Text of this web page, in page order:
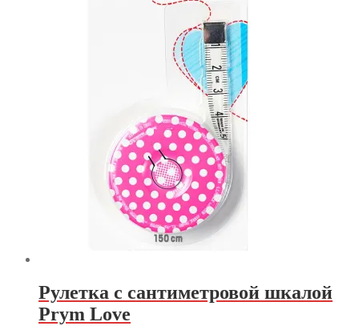
Рулетка с сантиметровой шкалой
Prym Love